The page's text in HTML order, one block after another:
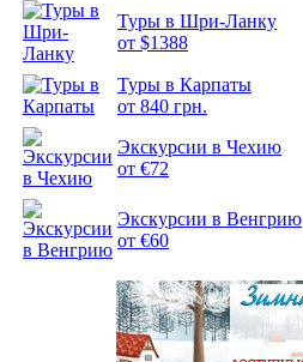
Туры в Шри-Ланку
от $1388
Туры в Карпаты
от 840 грн.
Экскурсии в Чехию
от €72
Экскурсии в Венгрию
от €60